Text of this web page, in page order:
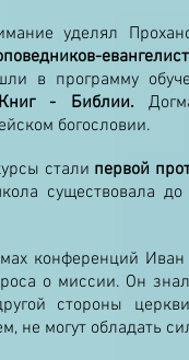
уделял
в программу
- Библии.
богословии.
стали первой
существовала
Иван
о миссии. Он
стороны
не могут обладать